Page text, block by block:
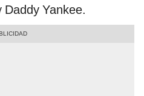
Daddy Yankee.